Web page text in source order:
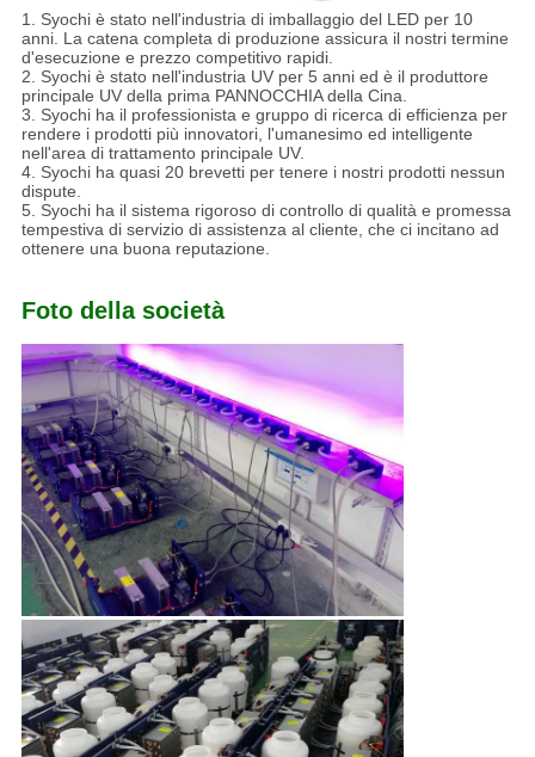
1. Syochi è stato nell'industria di imballaggio del LED per 10
anni. La catena completa di produzione assicura il nostri termine
d'esecuzione e prezzo competitivo rapidi.
2. Syochi è stato nell'industria UV per 5 anni ed è il produttore
principale UV della prima PANNOCCHIA della Cina.
3. Syochi ha il professionista e gruppo di ricerca di efficienza per
rendere i prodotti più innovatori, l'umanesimo ed intelligente
nell'area di trattamento principale UV.
4. Syochi ha quasi 20 brevetti per tenere i nostri prodotti nessun
dispute.
5. Syochi ha il sistema rigoroso di controllo di qualità e promessa
tempestiva di servizio di assistenza al cliente, che ci incitano ad
ottenere una buona reputazione.
Foto della società